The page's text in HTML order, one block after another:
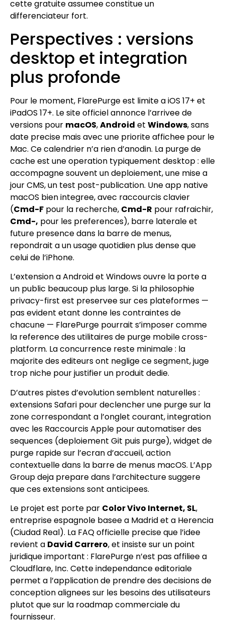
cette gratuite assumee constitue un
differenciateur fort.
Perspectives : versions
desktop et integration
plus profonde
Pour le moment, FlarePurge est limite a iOS 17+ et
iPadOS 17+. Le site officiel annonce l’arrivee de
versions pour macOS,Android et Windows, sans
date precise mais avec une priorite affichee pour le
Mac. Ce calendrier n’a rien d’anodin. La purge de
cache est une operation typiquement desktop : elle
accompagne souvent un deploiement, une mise a
jour CMS, un test post-publication. Une app native
macOS bien integree, avec raccourcis clavier
(Cmd-F pour la recherche, Cmd-R pour rafraichir,
Cmd-, pour les preferences), barre laterale et
future presence dans la barre de menus,
repondrait a un usage quotidien plus dense que
celui de l’iPhone.
L’extension a Android et Windows ouvre la porte a
un public beaucoup plus large. Si la philosophie
privacy-first est preservee sur ces plateformes —
pas evident etant donne les contraintes de
chacune — FlarePurge pourrait s’imposer comme
la reference des utilitaires de purge mobile cross-
platform. La concurrence reste minimale : la
majorite des editeurs ont neglige ce segment, juge
trop niche pour justifier un produit dedie.
D’autres pistes d’evolution semblent naturelles :
extensions Safari pour declencher une purge sur la
zone correspondant a l’onglet courant, integration
avec les Raccourcis Apple pour automatiser des
sequences (deploiement Git puis purge), widget de
purge rapide sur l’ecran d’accueil, action
contextuelle dans la barre de menus macOS. L’App
Group deja prepare dans l’architecture suggere
que ces extensions sont anticipees.
Le projet est porte par Color Vivo Internet, SL,
entreprise espagnole basee a Madrid et a Herencia
(Ciudad Real). La FAQ officielle precise que l’idee
revient a David Carrero, et insiste sur un point
juridique important : FlarePurge n’est pas affiliee a
Cloudflare, Inc. Cette independance editoriale
permet a l’application de prendre des decisions de
conception alignees sur les besoins des utilisateurs
plutot que sur la roadmap commerciale du
fournisseur.